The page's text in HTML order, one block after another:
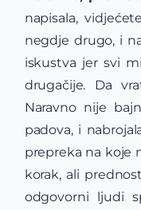
napisala,
negdje drugo, i
iskustva jer svi
drugačije. Da
Naravno nije
padova, i
prepreka na koje
korak, ali
odgovorni ljudi